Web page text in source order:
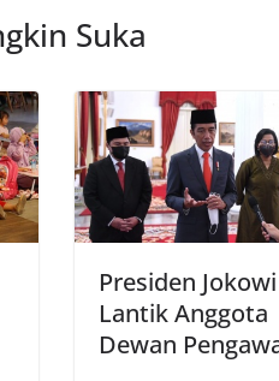
Suka
Presiden Jokowi
Lantik Anggota
Dewan